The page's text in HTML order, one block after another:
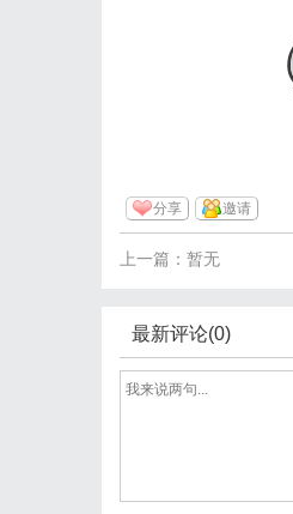
分享 邀请
上一篇：暂无
最新评论(0)